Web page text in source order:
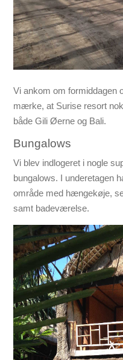
Vi ankom om formiddagen
mærke, at Surise resort
både Gili Øerne og Bali.
Bungalows
Vi blev indlogeret i nogle
bungalows. I underetagen
område med hængekøje,
samt badeværelse.